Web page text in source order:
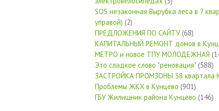
SOS незаконная Вырубка леса в 7
управой) (2)
ПРЕДЛОЖЕНИЯ ПО САЙТУ(68)
КАПИТАЛЬНЫЙ РЕМОНТ домов в
МЕТРО и новое ТПУ МОЛОДЕЖНАЯ
Это сладкое слово "реновация" (588)
ЗАСТРОЙКА ПРОМЗОНЫ 38 квартала
Проблемы ЖКХ в Кунцево (901)
ГБУ Жилищник района Кунцево (146)